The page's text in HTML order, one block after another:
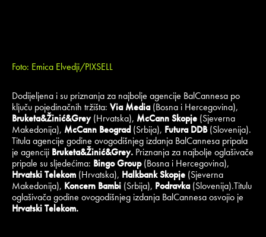
Foto: Emica Elvedji/PIXSELL
Dodijeljena i su priznanja za najbolje agencije BalCannesa po
ključu pojedinačnih tržišta: Via Media(Bosna i Hercegovina),
Bruketa&Žinić&Grey(Hrvatska), McCann Skopje (Sjeverna
Makedonija), McCann Beograd (Srbija), Futura DDB(Slovenija).
Titula agencije godine ovogodišnjeg izdanja BalCannesa pripala
je agenciji Bruketa&Žinić&Grey. Priznanja za najbolje oglašivače
pripale su sljedećima: Bingo Group(Bosna i Hercegovina),
Hrvatski Telekom (Hrvatska), Halkbank Skopje (Sjeverna
Makedonija), Koncern Bambi (Srbija), Podravka(Slovenija).Titulu
oglašivača godine ovogodišnjeg izdanja BalCannesa osvojio je
Hrvatski Telekom.